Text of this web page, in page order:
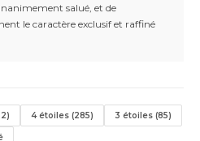
salué, et de
le caractère exclusif et raffiné
4 étoiles (285) 3 étoiles (85)